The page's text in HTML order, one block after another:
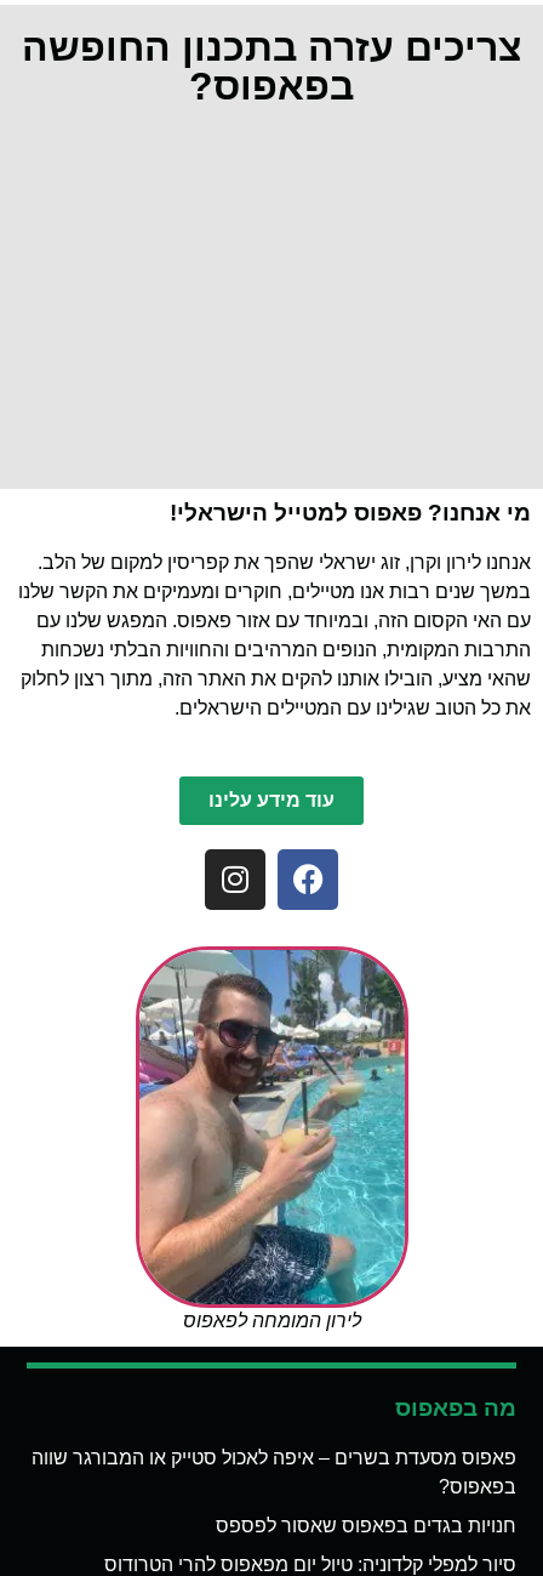
צריכים עזרה בתכנון החופשה
בפאפוס?
מי אנחנו? פאפוס למטייל הישראלי!
אנחנו לירון וקרן, זוג ישראלי שהפך את קפריסין למקום של הלב.
במשך שנים רבות אנו מטיילים, חוקרים ומעמיקים את הקשר שלנו
עם האי הקסום הזה, ובמיוחד עם אזור פאפוס. המפגש שלנו עם
התרבות המקומית, הנופים המרהיבים והחוויות הבלתי נשכחות
שהאי מציע, הובילו אותנו להקים את האתר הזה, מתוך רצון לחלוק
את כל הטוב שגילינו עם המטיילים הישראלים.
עוד מידע עלינו
לירון המומחה לפאפוס
מה בפאפוס
פאפוס מסעדת בשרים – איפה לאכול סטייק או המבורגר שווה
בפאפוס?
חנויות בגדים בפאפוס שאסור לפספס
סיור למפלי קלדוניה: טיול יום מפאפוס להרי הטרודוס